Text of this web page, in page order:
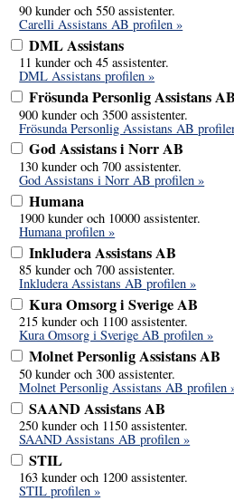
90 kunder och 550 assistenter.
Carelli Assistans AB profilen »
DML Assistans
11 kunder och 45 assistenter.
DML Assistans profilen »
Frösunda Personlig Assistans AB
900 kunder och 3500 assistenter.
Frösunda Personlig Assistans AB
God Assistans i Norr AB
130 kunder och 700 assistenter.
God Assistans i Norr AB profilen »
Humana
1900 kunder och 10000 assistenter.
Humana profilen »
Inkludera Assistans AB
85 kunder och 700 assistenter.
Inkludera Assistans AB profilen »
Kura Omsorg i Sverige AB
215 kunder och 1100 assistenter.
Kura Omsorg i Sverige AB profilen »
Molnet Personlig Assistans AB
50 kunder och 300 assistenter.
Molnet Personlig Assistans AB profilen
SAAND Assistans AB
250 kunder och 1150 assistenter.
SAAND Assistans AB profilen »
STIL
163 kunder och 1200 assistenter.
STIL profilen »